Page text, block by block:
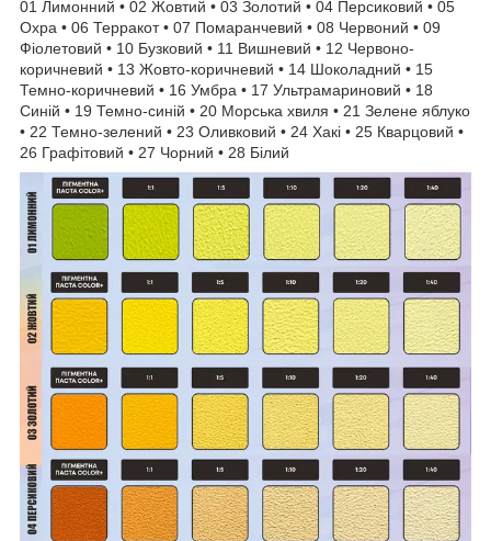
01 Лимонний • 02 Жовтий • 03 Золотий • 04 Персиковий • 05
Охра • 06 Терракот • 07 Помаранчевий • 08 Червоний • 09
Фіолетовий • 10 Бузковий • 11 Вишневий • 12 Червонo-
коричневий • 13 Жовто-коричневий • 14 Шоколадний • 15
Темно-коричневий • 16 Умбра • 17 Ультрамариновий • 18
Синій • 19 Темно-синій • 20 Морська хвиля • 21 Зелене яблуко
• 22 Темно-зелений • 23 Оливковий • 24 Хакі • 25 Кварцовий •
26 Графітовий • 27 Чорний • 28 Білий